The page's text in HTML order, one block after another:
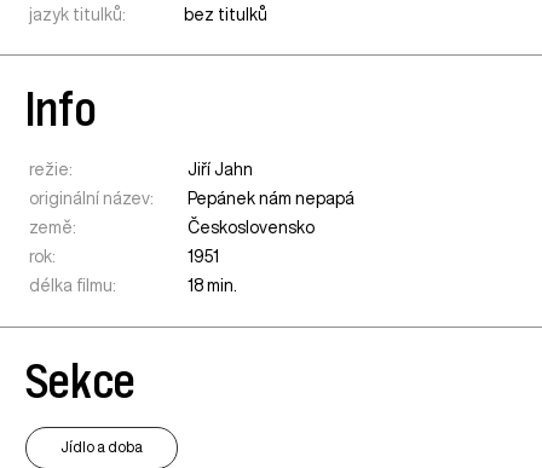
jazyk titulků:
bez titulků
Info
režie:
Jiří Jahn
originální název:
Pepánek nám nepapá
země:
Československo
rok:
1951
délka filmu:
18 min.
Sekce
Jídlo a doba